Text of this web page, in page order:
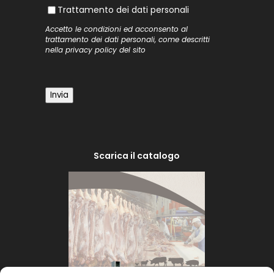
Trattamento dei dati personali
Trattamento dei dati personali
Accetto le condizioni ed acconsento al
trattamento dei dati personali, come descritti
nella privacy policydel sito
Invia
Scarica il catalogo